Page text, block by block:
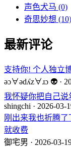
声色犬马 (0)
奇思妙想 (10)
最新评论
支持你! 个人独立
ǝɔ∀ǝdʎz∀ɹɔ 👽 ·
我怀疑你把自己说
shingchi · 2026-03-
刚出来我也折腾
就收费
御宅男 · 2026-03-